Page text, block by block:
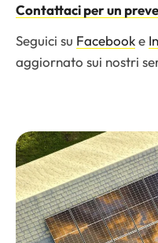
Contattaci per un
Seguici su Facebooke
aggiornato sui nostri